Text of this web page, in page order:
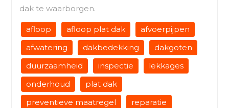
dak te waarborgen.
afloop afloop plat dak
afvoerpijpen
afwatering
dakbedekking
dakgoten
duurzaamheid
inspectie
lekkages
onderhoud
plat dak
preventieve maatregel
reparatie